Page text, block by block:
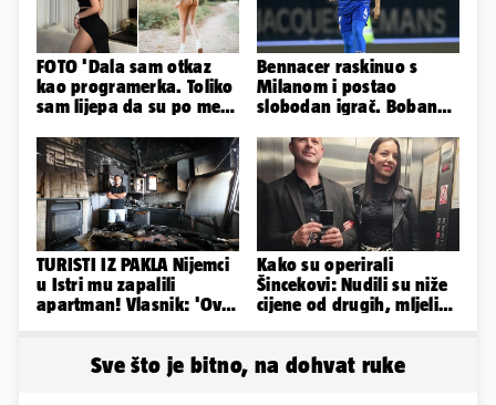
FOTO 'Dala sam otkaz
kao programerka. Toliko
sam lijepa da su po meni
Bennacer raskinuo s
Milanom i postao
slobodan igrač. Boban
Dinamu
TURISTI IZ PAKLA Nijemci
u Istri mu zapalili
apartman! Vlasnik: 'Ovo
Kako su operirali
Šincekovi: Nudili su niže
cijene od drugih, mljeli
Sve što je bitno, na dohvat ruke